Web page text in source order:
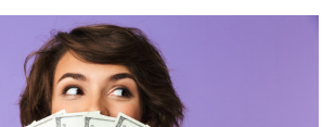
Je m'inscris